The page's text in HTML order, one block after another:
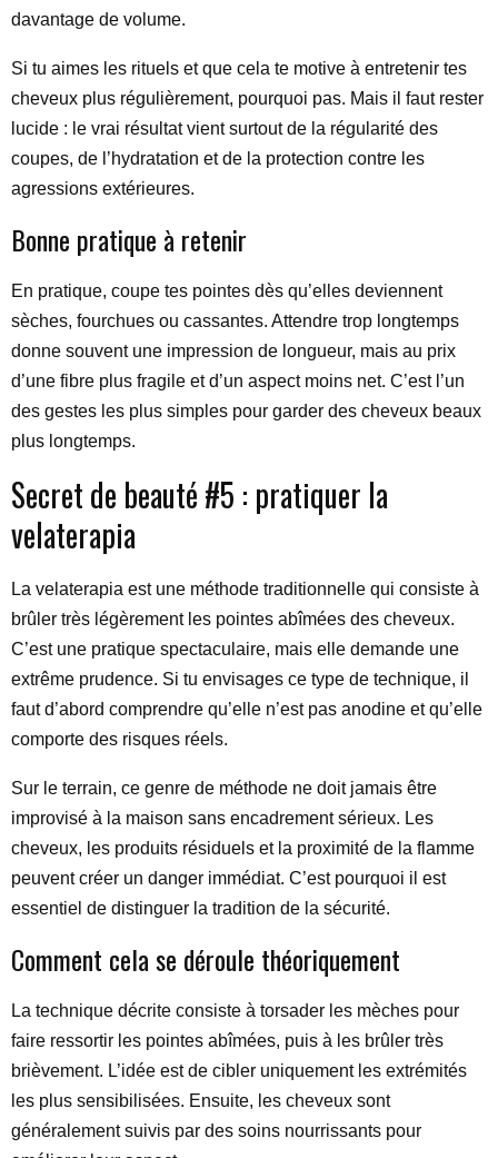
davantage de volume.
Si tu aimes les rituels et que cela te motive à entretenir tes
cheveux plus régulièrement, pourquoi pas. Mais il faut rester
lucide : le vrai résultat vient surtout de la régularité des
coupes, de l’hydratation et de la protection contre les
agressions extérieures.
Bonne pratique à retenir
En pratique, coupe tes pointes dès qu’elles deviennent
sèches, fourchues ou cassantes. Attendre trop longtemps
donne souvent une impression de longueur, mais au prix
d’une fibre plus fragile et d’un aspect moins net. C’est l’un
des gestes les plus simples pour garder des cheveux beaux
plus longtemps.
Secret de beauté #5 : pratiquer la
velaterapia
La velaterapia est une méthode traditionnelle qui consiste à
brûler très légèrement les pointes abîmées des cheveux.
C’est une pratique spectaculaire, mais elle demande une
extrême prudence. Si tu envisages ce type de technique, il
faut d’abord comprendre qu’elle n’est pas anodine et qu’elle
comporte des risques réels.
Sur le terrain, ce genre de méthode ne doit jamais être
improvisé à la maison sans encadrement sérieux. Les
cheveux, les produits résiduels et la proximité de la flamme
peuvent créer un danger immédiat. C’est pourquoi il est
essentiel de distinguer la tradition de la sécurité.
Comment cela se déroule théoriquement
La technique décrite consiste à torsader les mèches pour
faire ressortir les pointes abîmées, puis à les brûler très
brièvement. L’idée est de cibler uniquement les extrémités
les plus sensibilisées. Ensuite, les cheveux sont
généralement suivis par des soins nourrissants pour